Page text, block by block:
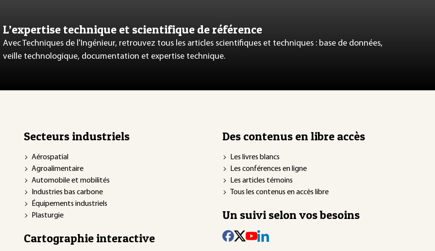
L’expertise technique et scientifique de référence
Avec Techniques de l'Ingénieur, retrouvez tous les articles scientifiques et techniques : base de données,
veille technologique, documentation et expertise technique.
Secteurs industriels
Aérospatial
Agroalimentaire
Automobile et mobilités
Industries bas carbone
Équipements industriels
Plasturgie
Cartographie interactive
Des contenus en libre accès
Les livres blancs
Les conférences en ligne
Les articles témoins
Tous les contenus en accès libre
Un suivi selon vos besoins